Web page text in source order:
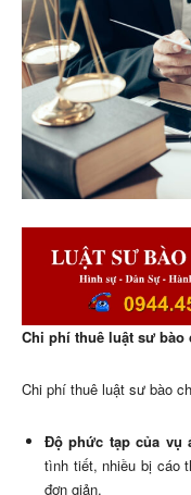
Chi phí thuê luật sư bào
Chi phí thuê luật sư bào
Độ phức tạp của vụ
tình tiết, nhiều bị cáo
đơn giản.